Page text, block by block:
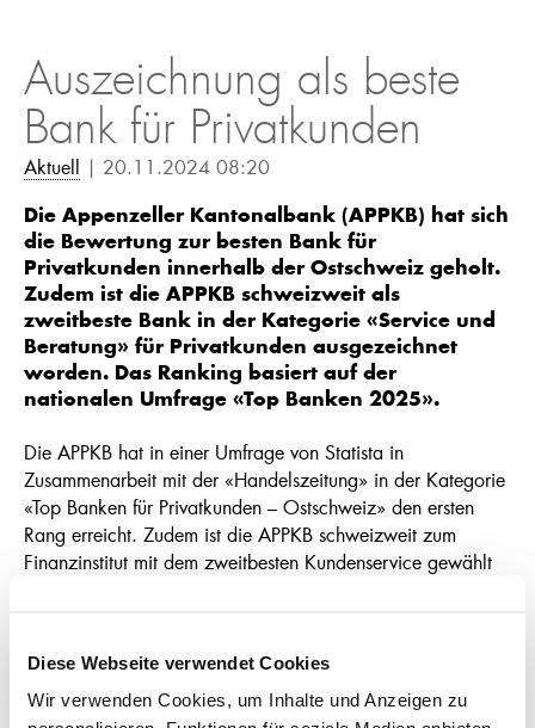
Diese Webseite verwendet Cookies
Wir verwenden Cookies, um Inhalte und Anzeigen zu
Auszeichnung als beste
Bank für Privatkunden
Aktuell | 20.11.2024 08:20
Die Appenzeller Kantonalbank (APPKB) hat sich
die Bewertung zur besten Bank für
Privatkunden innerhalb der Ostschweiz geholt.
Zudem ist die APPKB schweizweit als
zweitbeste Bank in der Kategorie «Service und
Beratung» für Privatkunden ausgezeichnet
worden. Das Ranking basiert auf der
nationalen Umfrage «Top Banken 2025».
Die APPKB hat in einer Umfrage von Statista in
Zusammenarbeit mit der «Handelszeitung» in der Kategorie
«Top Banken für Privatkunden – Ostschweiz» den ersten
Rang erreicht. Zudem ist die APPKB schweizweit zum
Finanzinstitut mit dem zweitbesten Kundenservice gewählt
Kundinnen und Kunden.» Das Ranking zeigt, dass die
APPKB auch als kleine Bank mit ihren Dienstleistungen